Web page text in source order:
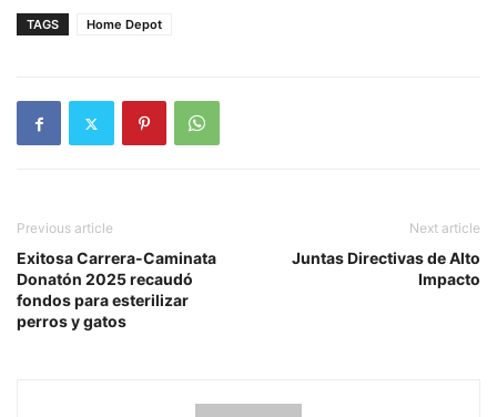
TAGS Home Depot
Previous article
Exitosa Carrera-Caminata
Donatón 2025 recaudó
fondos para esterilizar
perros y gatos
Next article
Juntas Directivas de Alto
Impacto